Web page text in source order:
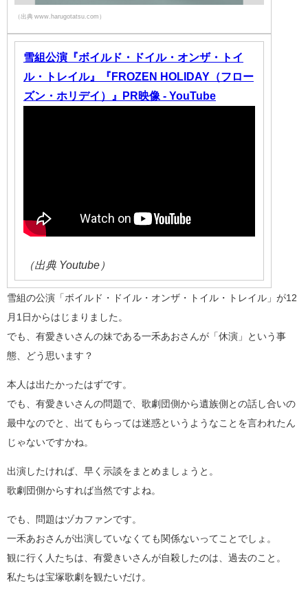
（出典 www.harugotatsu.com）
雪組公演『ボイルド・ドイル・オンザ・トイ
ル・トレイル』『FROZEN HOLIDAY（フロー
ズン・ホリデイ）』PR映像 - YouTube
（出典 Youtube）
雪組の公演「ボイルド・ドイル・オンザ・トイル・トレイル」が12
月1日からはじまりました。
でも、有愛きいさんの妹である一禾あおさんが「休演」という事
態、どう思います？
本人は出たかったはずです。
でも、有愛きいさんの問題で、歌劇団側から遺族側との話し合いの
最中なのでと、出てもらっては迷惑というようなことを言われたん
じゃないですかね。
出演したければ、早く示談をまとめましょうと。
歌劇団側からすれば当然ですよね。
でも、問題はヅカファンです。
一禾あおさんが出演していなくても関係ないってことでしょ。
観に行く人たちは、有愛きいさんが自殺したのは、過去のこと。
私たちは宝塚歌劇を観たいだけ。